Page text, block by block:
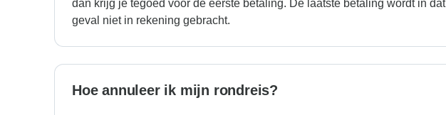
dan krijg je tegoed voor de eerste betaling. De laatste betaling wordt in dat
geval niet in rekening gebracht.
Hoe annuleer ik mijn rondreis?